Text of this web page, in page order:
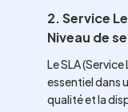
2. Service
Niveau de
Le SLA
essentiel dans
qualité et la